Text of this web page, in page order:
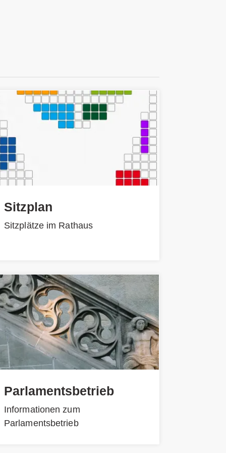
Sitzplan
Sitzplätze im Rathaus
Parlamentsbetrieb
Informationen zum
Parlamentsbetrieb